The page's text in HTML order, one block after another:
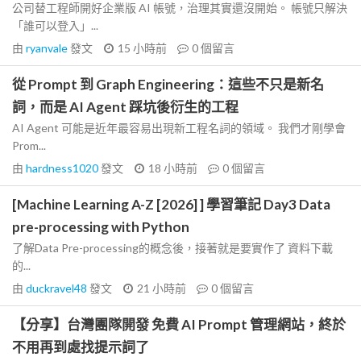
公司替工程師開好企業版 AI 帳號，治理其實還沒開始。 帳號只解決
「誰可以登入」...
由 ryanvale發文 15 小時前 0個留言
從 Prompt 到 Graph Engineering：這些不只是新名
詞，而是 AI Agent 踩坑後衍生的工程
AI Agent 可能是近年最容易出現新工程名詞的領域。 我們才剛學會
Prom...
由 hardness1020發文 18 小時前 0個留言
[Machine Learning A-Z [2026] ] 學習筆記 Day3 Data
pre-processing with Python
了解Data Pre-processing的概念後，接著就是要實作了 資料下載
的...
由 duckravel48 發文 21 小時前 0個留言
【分享】台灣團隊開發 免費 AI Prompt 管理網站，終於
不用再到處找提示詞了